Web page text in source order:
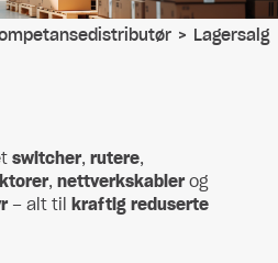
>Lagersalg
switcher, rutere,
, nettverkskabler og
– alt til
kraftig reduserte